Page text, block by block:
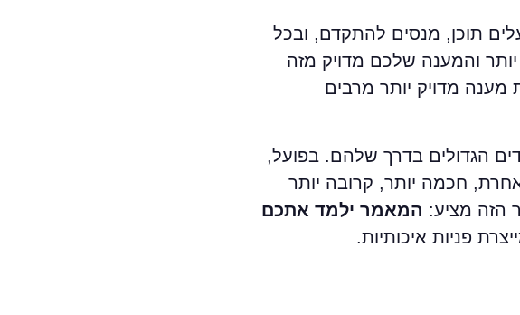
תוכן, מנסים להתקדם, ובכל
והמענה שלכם מדויק מזה
מדויק יותר מרבים
הגדולים בדרך שלהם. בפועל,
חכמה יותר, קרובה יותר
הזה מציע: המאמר ילמד אתכם
פניות איכותיות.